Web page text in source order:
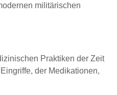
militärischen
Praktiken der Zeit
der Medikationen,